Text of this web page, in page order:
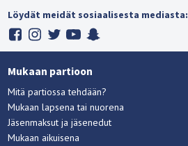
Löydät meidät sosiaalisesta mediasta:
Mukaan partioon
Mitä partiossa tehdään?
Mukaan lapsena tai nuorena
Jäsenmaksut ja jäsenedut
Mukaan aikuisena